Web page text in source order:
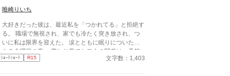
実を突き止め、奪われたものを取り戻し、私を破滅さ
のままではない。何も許されない。
唯崎りいち
大好きだった彼は、最近私を「つかれてる」と拒絶す
る。 職場で無視され、家でも冷たく突き放され、つ
いに私は限界を迎えた。 涙とともに眠りについた、
ある金曜日の夜。 変わり果てた二人の関係は、予想
もしない結末を迎える。
ｼｮｰﾄｼｮｰﾄ R15 文字数：1,403